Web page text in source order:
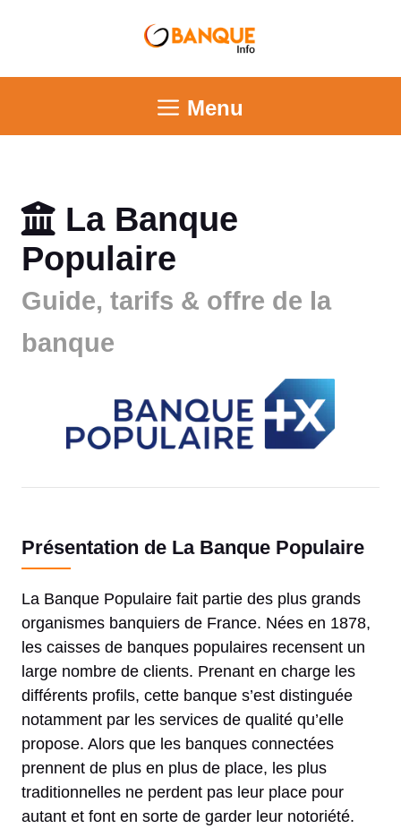
Menu
La Banque
Populaire
Guide, tarifs & offre de la
banque
Présentation de La Banque Populaire
La Banque Populaire fait partie des plus grands
organismes banquiers de France. Nées en 1878,
les caisses de banques populaires recensent un
large nombre de clients. Prenant en charge les
différents profils, cette banque s’est distinguée
notamment par les services de qualité qu’elle
propose. Alors que les banques connectées
prennent de plus en plus de place, les plus
traditionnelles ne perdent pas leur place pour
autant et font en sorte de garder leur notoriété.